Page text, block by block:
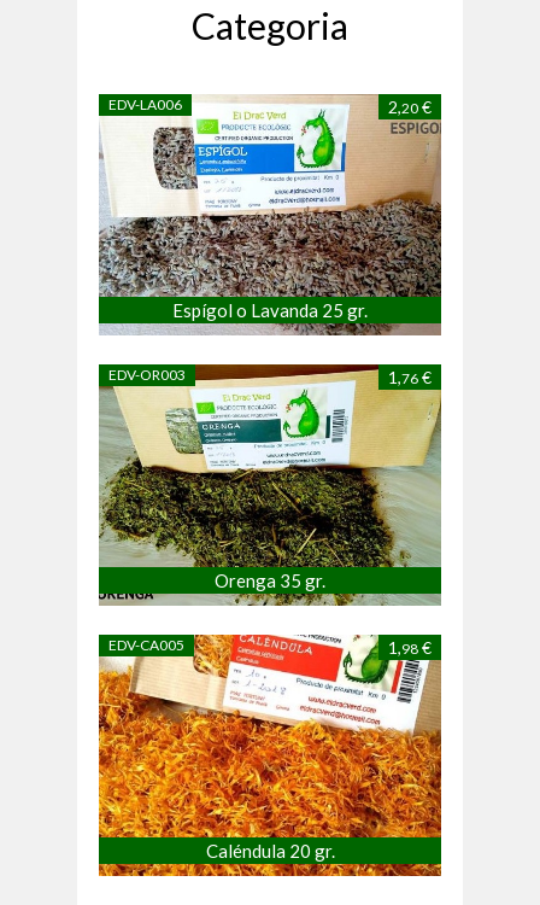
Categoria
EDV-LA006 2,20 €
Espígol o Lavanda 25 gr.
EDV-OR003 1,76 €
Orenga 35 gr.
EDV-CA005 1,98 €
Caléndula 20 gr.